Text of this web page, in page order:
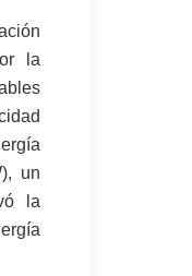
la
un
la